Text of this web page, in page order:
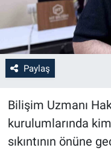
Paylaş
Bilişim Uzmanı
kurulumlarında
sıkıntının önüne